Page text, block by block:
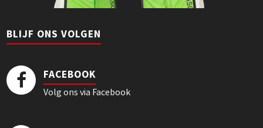
BLIJF ONS VOLGEN
FACEBOOK
Volg ons via Facebook